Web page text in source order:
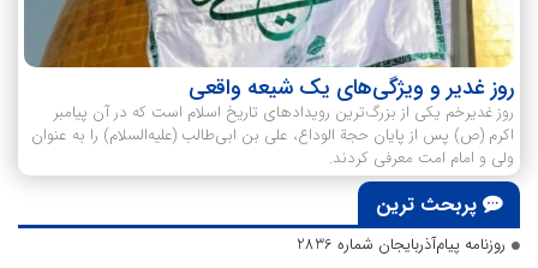
روز غدیر و ویژگی‌های یک شیعه واقعی
روز غدیرخم یکی از بزرگ‌ترین رویدادهای تاریخ اسلام است که در آن پیامبر
اکرم (ص) پس از پایان حجة الوداع، علی بن ابی‌طالب (علیه‌السلام) را به عنوان
ولی و امام امت معرفی کردند.
پربحث ترین
روزنامه پیام‌آذربایجان شماره 2836